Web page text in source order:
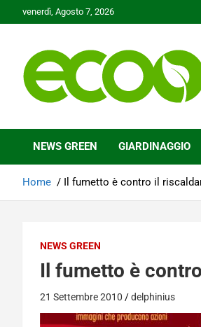
to
venerdì, Agosto 7, 2026
Ecoo.it
NEWS GREEN GIARDINAGGIO
Home Il fumetto è contro il
NEWS GREEN
Il fumetto è
21 Settembre 2010 delphinius